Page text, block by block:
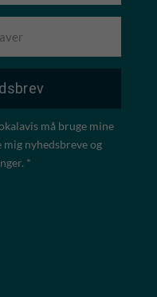
må bruge mine
nyhedsbreve og
*